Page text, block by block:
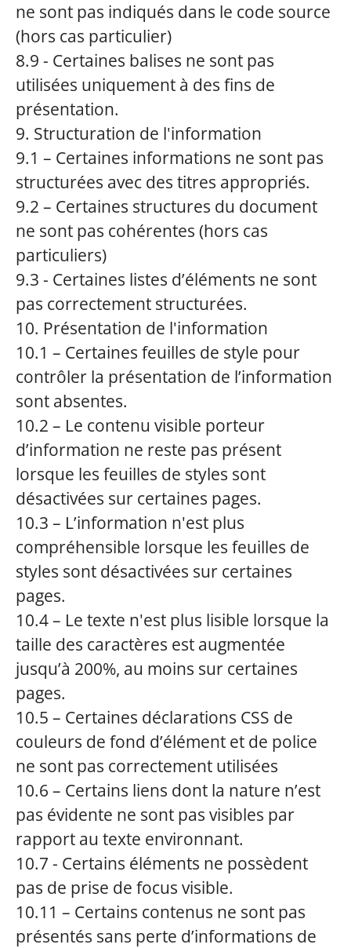
ne sont pas indiqués dans le code source
(hors cas particulier)
8.9 - Certaines balises ne sont pas
utilisées uniquement à des fins de
présentation.
9. Structuration de l'information
9.1 – Certaines informations ne sont pas
structurées avec des titres appropriés.
9.2 – Certaines structures du document
ne sont pas cohérentes (hors cas
particuliers)
9.3 - Certaines listes d’éléments ne sont
pas correctement structurées.
10. Présentation de l'information
10.1 – Certaines feuilles de style pour
contrôler la présentation de l’information
sont absentes.
10.2 – Le contenu visible porteur
d’information ne reste pas présent
lorsque les feuilles de styles sont
désactivées sur certaines pages.
10.3 – L’information n'est plus
compréhensible lorsque les feuilles de
styles sont désactivées sur certaines
pages.
10.4 – Le texte n'est plus lisible lorsque la
taille des caractères est augmentée
jusqu’à 200%, au moins sur certaines
pages.
10.5 – Certaines déclarations CSS de
couleurs de fond d’élément et de police
ne sont pas correctement utilisées
10.6 – Certains liens dont la nature n’est
pas évidente ne sont pas visibles par
rapport au texte environnant.
10.7 - Certains éléments ne possèdent
pas de prise de focus visible.
10.11 – Certains contenus ne sont pas
présentés sans perte d’informations de